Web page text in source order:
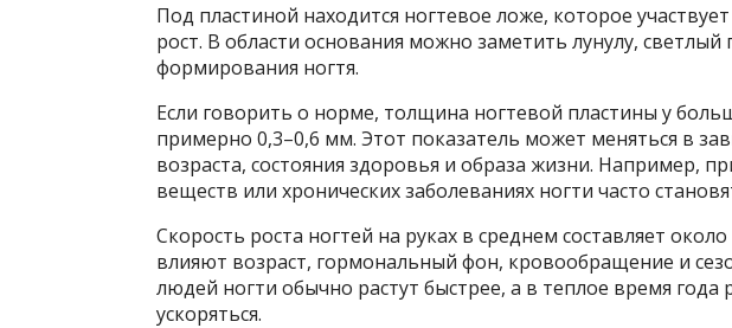
Под пластиной находится ногтевое ложе, которое
рост. В области основания можно заметить лунулу, светлый
формирования ногтя.
Если говорить о норме, толщина ногтевой пластины у
примерно 0,3–0,6 мм. Этот показатель может меняться в
возраста, состояния здоровья и образа жизни. Например,
веществ или хронических заболеваниях ногти часто
Скорость роста ногтей на руках в среднем составляет
влияют возраст, гормональный фон, кровообращение и
людей ногти обычно растут быстрее, а в теплое время года
ускоряться.